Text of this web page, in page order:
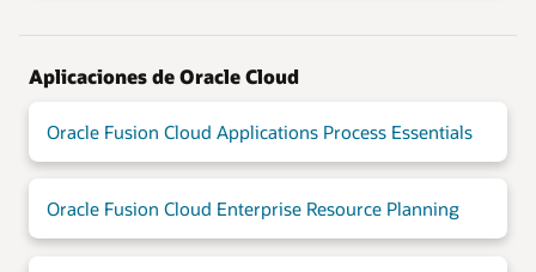
Aplicaciones de Oracle Cloud
Oracle Fusion Cloud Applications Process Essentials
Oracle Fusion Cloud Enterprise Resource Planning